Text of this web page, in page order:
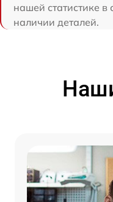
нашей статистике
наличии деталей.